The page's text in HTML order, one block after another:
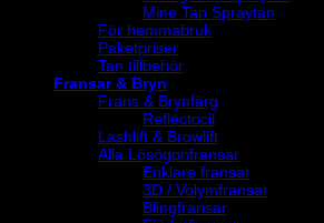
Mine Tan Spraytan
För hemmabruk
Paketpriser
Tan tillbehör
Fransar & Bryn
Frans & Brynfärg
Reflectocil
Lashlift & Browlift
Alla Lösögonfransar
Enklare fransar
3D / Volymfransar
Blingfransar